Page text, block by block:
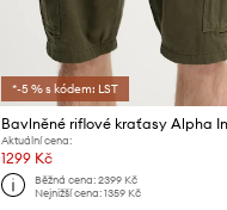
*-5 % s kódem: LST
Aktuální cena:
1299 Kč
Běžná cena: 2399 Kč
Nejnižší cena: 1359 Kč